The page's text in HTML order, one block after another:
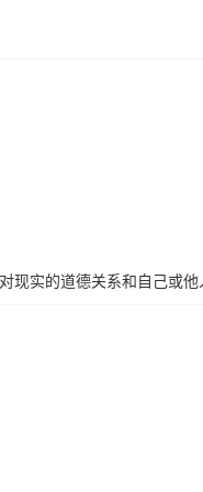
现实的道德关系和自己或